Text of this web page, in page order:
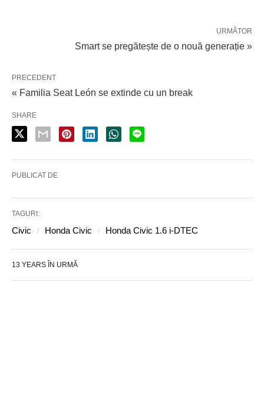
URMĂTOR
Smart se pregătește de o nouă generație »
PRECEDENT
« Familia Seat León se extinde cu un break
SHARE
PUBLICAT DE
TAGURI:
Civic Honda Civic Honda Civic 1.6 i-DTEC
13 YEARS ÎN URMĂ